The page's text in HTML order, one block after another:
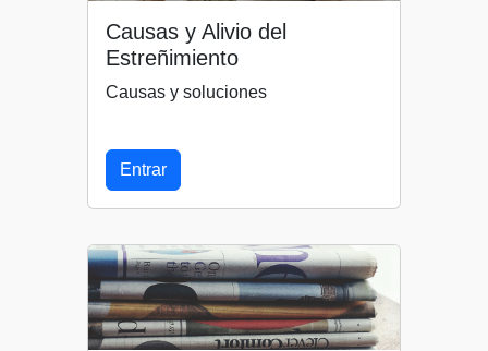
Causas y Alivio del
Estreñimiento
Causas y soluciones
Entrar